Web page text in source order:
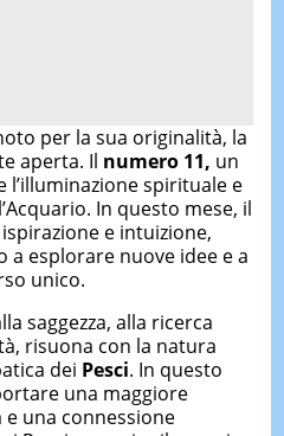
per la sua originalità, la
aperta. Il numero 11, un
spirituale e
In questo mese, il
e intuizione,
a esplorare nuove idee e a
unico.
saggezza, alla ricerca
risuona con la natura
dei Pesci. In questo
una maggiore
e una connessione